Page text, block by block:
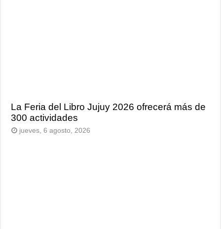
La Feria del Libro Jujuy 2026 ofrecerá más de
300 actividades
jueves, 6 agosto, 2026